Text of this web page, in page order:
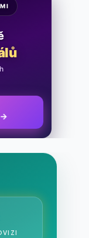
→